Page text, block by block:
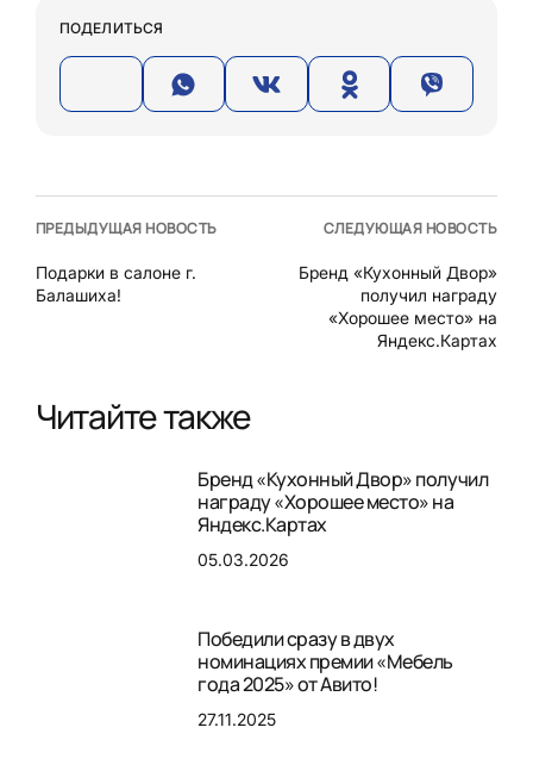
ПОДЕЛИТЬСЯ
ПРЕДЫДУЩАЯ НОВОСТЬ
Подарки в салоне г.
Балашиха!
СЛЕДУЮЩАЯ НОВОСТЬ
Бренд «Кухонный Двор»
получил награду
«Хорошее место» на
Яндекс.Картах
Читайте также
Бренд «Кухонный Двор» получил
награду «Хорошее место» на
Яндекс.Картах
05.03.2026
Победили сразу в двух
номинациях премии «Мебель
года 2025» от Авито!
27.11.2025